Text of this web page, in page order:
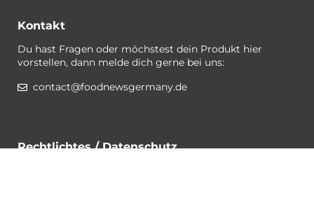
Kontakt
Du hast Fragen oder möchstest dein Produkt hier
vorstellen, dann melde dich gerne bei uns:
contact@foodnewsgermany.de
Rechtlichtes / Datenschutz